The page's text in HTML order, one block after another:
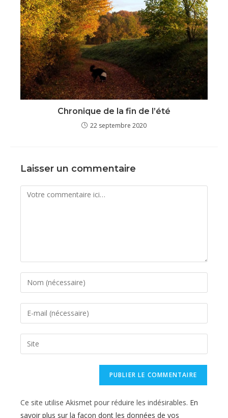
Chronique de la fin de l’été
22 septembre 2020
Laisser un commentaire
Comment
Enter
your
name
comment
Enter
your
email
address
Saisir
l’URL
(facultatif)
Ce site utilise Akismet pour réduire les indésirables. En
savoir plus sur la façon dont les données de vos